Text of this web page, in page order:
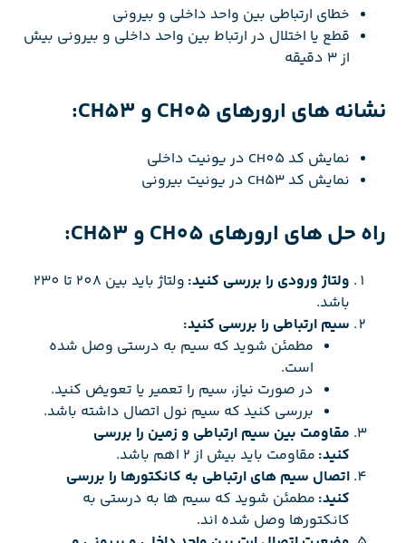
خطای ارتباطی بین واحد داخلی و بیرونی
قطع یا اختلال در ارتباط بین واحد داخلی و بیرونی بیش
از 3 دقیقه
نشانه های ارورهای CH05 و CH53:
نمایش کد CH05 در یونیت داخلی
نمایش کد CH53 در یونیت بیرونی
راه حل های ارورهای CH05 و CH53:
ولتاژ ورودی را بررسی کنید:
ولتاژ باید بین 208 تا 230
باشد.
سیم ارتباطی را بررسی کنید:
مطمئن شوید که سیم به درستی وصل شده
است.
در صورت نیاز، سیم را تعمیر یا تعویض کنید.
بررسی کنید که سیم نول اتصال داشته باشد.
مقاومت بین سیم ارتباطی و زمین را بررسی
کنید: مقاومت باید بیش از 2 اهم باشد.
اتصال سیم های ارتباطی به کانکتورها را بررسی
کنید: مطمئن شوید که سیم ها به درستی به
کانکتورها وصل شده اند.